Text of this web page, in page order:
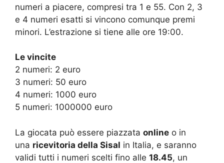
numeri a piacere, compresi tra 1 e 55. Con 2, 3
e 4 numeri esatti si vincono comunque premi
minori. L’estrazione si tiene alle ore 19:00.
Le vincite
2 numeri: 2 euro
3 numeri: 50 euro
4 numeri: 1000 euro
5 numeri: 1000000 euro
La giocata può essere piazzata online o in
una ricevitoria della Sisal in Italia, e saranno
validi tutti i numeri scelti fino alle 18.45, un